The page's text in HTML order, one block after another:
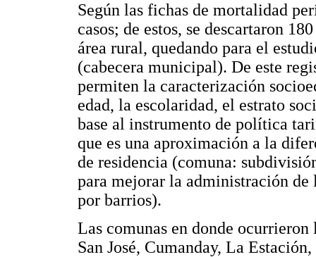
Según las fichas de mortalidad
casos; de estos, se descartaron
área rural, quedando para el
(cabecera municipal). De este
permiten la caracterización
edad, la escolaridad, el estrato
base al instrumento de política
que es una aproximación a la
de residencia (comuna:
para mejorar la administración de
por barrios).
Las comunas en donde
San José, Cumanday, La